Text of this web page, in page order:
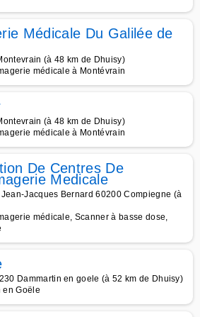
Médicale Du Galilée de
(à 48 km de Dhuisy)
médicale à Montévrain
(à 48 km de Dhuisy)
médicale à Montévrain
De Centres De
Medicale
Jacques Bernard 60200 Compiegne (à
médicale, Scanner à basse dose,
Dammartin en goele (à 52 km de Dhuisy)
en Goële